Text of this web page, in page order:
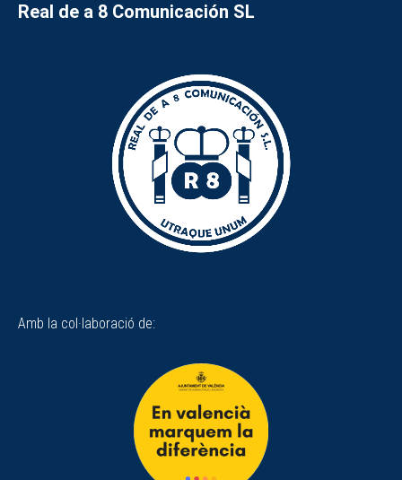
Real de a 8 Comunicación SL
Amb la col·laboració de: